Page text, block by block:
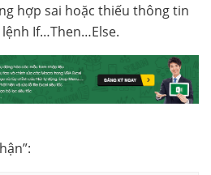
hợp sai hoặc thiếu thông tin
If…Then…Else.